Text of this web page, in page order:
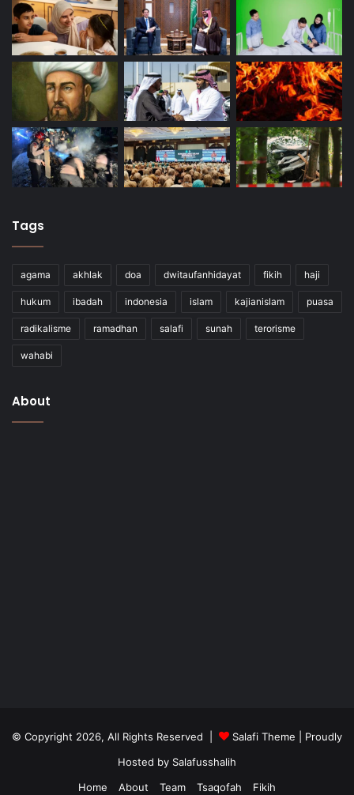
Tags
agama akhlak doa dwitaufanhidayat fikih haji
hukum ibadah indonesia islam kajianislam puasa
radikalisme ramadhan salafi sunah terorisme
wahabi
About
© Copyright 2026, All Rights Reserved | Salafi Theme | Proudly
Hosted by Salafusshalih
Home
About Team Tsaqofah Fikih